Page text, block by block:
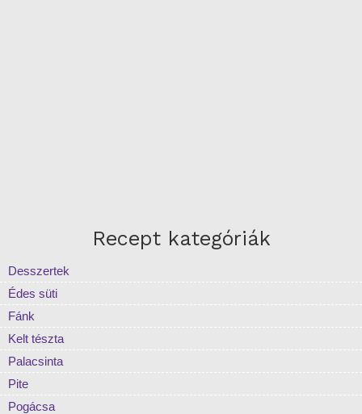
Recept kategóriák
Desszertek
Édes süti
Fánk
Kelt tészta
Palacsinta
Pite
Pogácsa